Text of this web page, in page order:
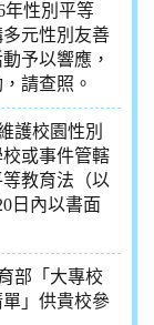
年性別平等
元性別友善
予以響應，
請查照。
護校園性別
或事件管轄
教育法（以
日內以書面
部「大專校
」供貴校參